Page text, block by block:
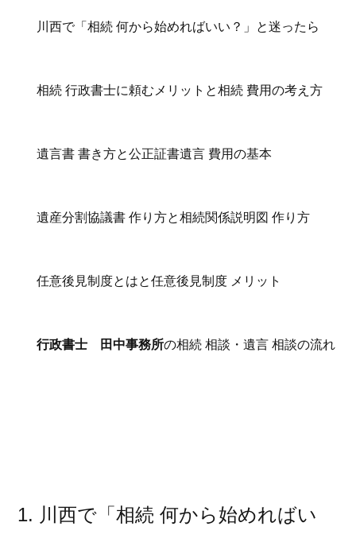
川西で「相続 何から始めればいい？」と迷ったら
相続 行政書士に頼むメリットと相続 費用の考え方
遺言書 書き方と公正証書遺言 費用の基本
遺産分割協議書 作り方と相続関係説明図 作り方
任意後見制度とはと任意後見制度 メリット
行政書士 田中事務所の相続 相談・遺言 相談の流れ
1. 川西で「相続 何から始めればい